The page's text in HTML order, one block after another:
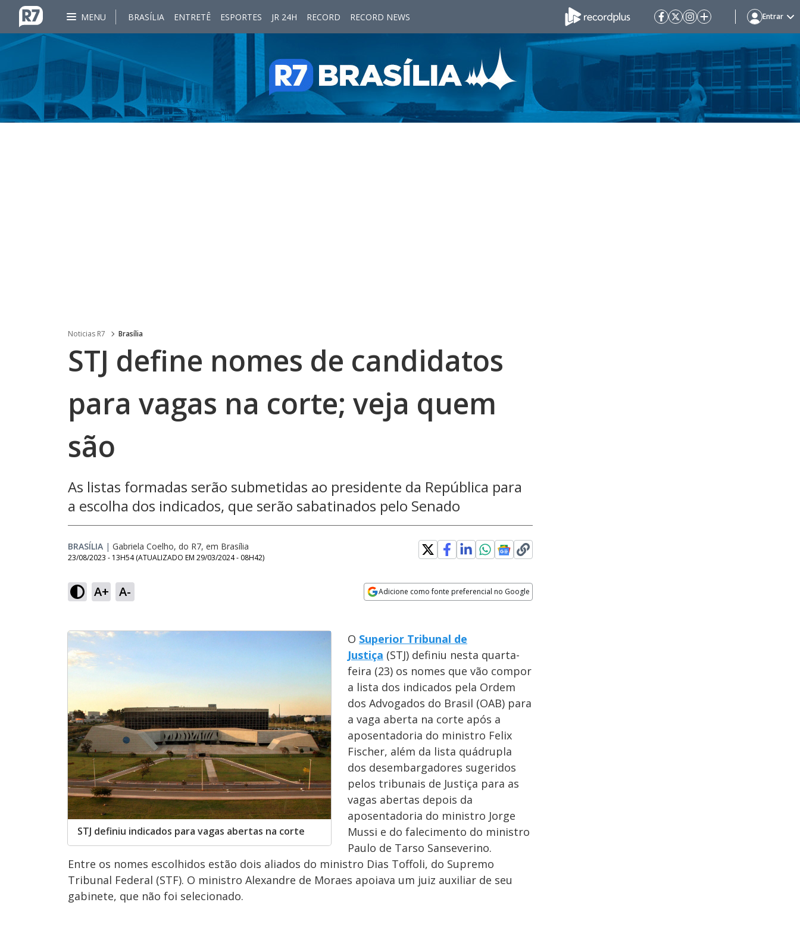
MENU BRASÍLIA ENTRETÊ ESPORTES JR 24H RECORD RECORD NEWS Entrar
Noticias R7 Brasília
STJ define nomes de candidatos
para vagas na corte; veja quem
são
As listas formadas serão submetidas ao presidente da República para
a escolha dos indicados, que serão sabatinados pelo Senado
BRASÍLIA | Gabriela Coelho, do R7, em Brasília
23/08/2023 - 13H54 (ATUALIZADO EM 29/03/2024 - 08H42)
A+ A- Adicione como fonte preferencial no Google
STJ definiu indicados para vagas abertas na corte
O Superior Tribunal de
Justiça (STJ) definiu nesta quarta-
feira (23) os nomes que vão compor
a lista dos indicados pela Ordem
dos Advogados do Brasil (OAB) para
a vaga aberta na corte após a
aposentadoria do ministro Felix
Fischer, além da lista quádrupla
dos desembargadores sugeridos
pelos tribunais de Justiça para as
vagas abertas depois da
aposentadoria do ministro Jorge
Mussi e do falecimento do ministro
Paulo de Tarso Sanseverino.
Entre os nomes escolhidos estão dois aliados do ministro Dias Toffoli, do Supremo
Tribunal Federal (STF). O ministro Alexandre de Moraes apoiava um juiz auxiliar de seu
gabinete, que não foi selecionado.